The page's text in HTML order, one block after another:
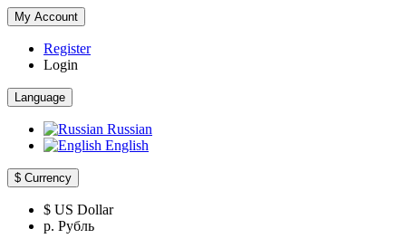
My Account
Register
Login
Language
Russian
English
$ Currency
$ US Dollar
р. Рубль